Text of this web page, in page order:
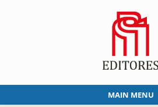
MAIN MENU